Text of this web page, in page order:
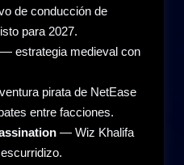
de conducción de
para 2027.
— estrategia medieval con
pirata de NetEase
entre facciones.
— Wiz Khalifa